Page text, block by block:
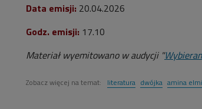
Data emisji: 20.04.2026
Godz. emisji: 17.10
Materiał wyemitowano w audycji "
Zobacz więcej na temat: literatura dwójka amina elmi